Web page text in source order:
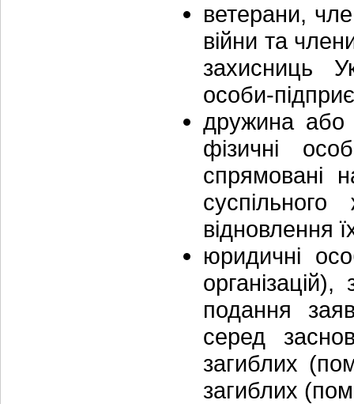
ветерани,
війни та
захисниць
особи-
дружина або
фізичні
спрямовані
відновлення
юридичні
подання
серед
загиблих
загиблих